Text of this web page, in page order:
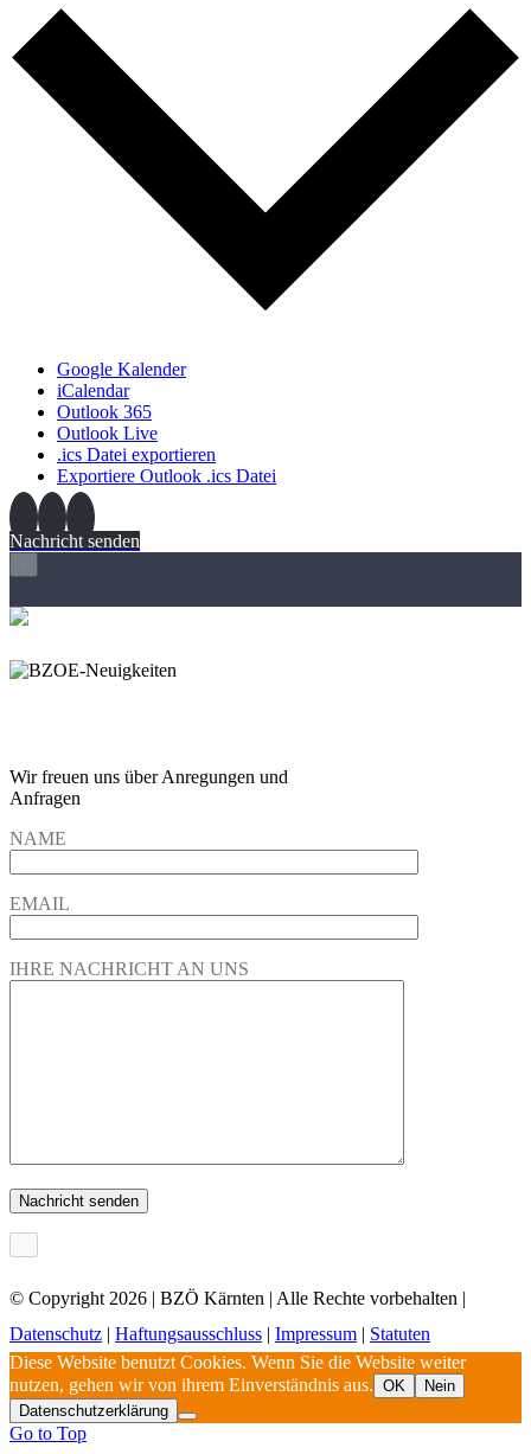
Google Kalender
iCalendar
Outlook 365
Outlook Live
.ics Datei exportieren
Exportiere Outlook .ics Datei
Nachricht senden
Wir freuen uns über Anregungen und
Anfragen
NAME
EMAIL
IHRE NACHRICHT AN UNS
© Copyright 2026 | BZÖ Kärnten | Alle Rechte vorbehalten |
Datenschutz | Haftungsausschluss | Impressum | Statuten
Diese Website benutzt Cookies. Wenn Sie die Website weiter
nutzen, gehen wir von ihrem Einverständnis aus. OK
Nein
Datenschutzerklärung
Go to Top